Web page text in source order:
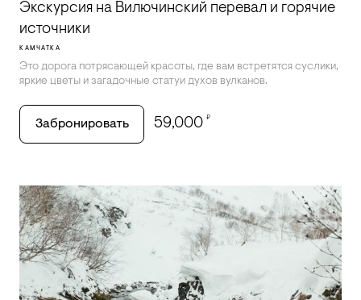
Экскурсия на Вилючинский перевал и горячие
источники
КАМЧАТКА
Это дорога потрясающей красоты, где вам встретятся суслики,
яркие цветы и загадочные статуи духов вулканов.
Забронировать 59,000 ₽